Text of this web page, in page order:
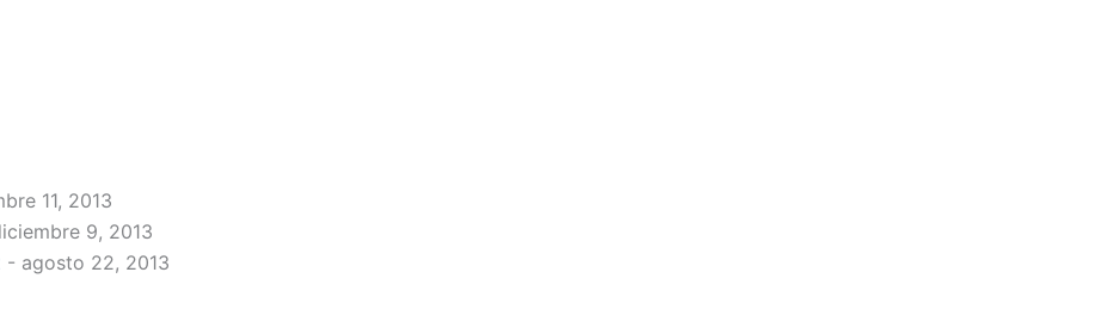
11, 2013
9, 2013
- agosto 22, 2013